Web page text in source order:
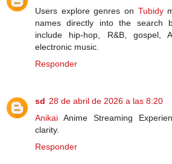
Users explore genres on Tubidy
names directly into the search
include hip-hop, R&B, gospel,
electronic music.
Responder
sd 28 de abril de 2026 a las 8:20
Anikai Anime Streaming
clarity.
Responder